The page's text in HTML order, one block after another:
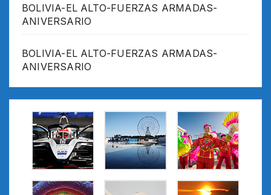
BOLIVIA-EL ALTO-FUERZAS ARMADAS-
ANIVERSARIO
BOLIVIA-EL ALTO-FUERZAS ARMADAS-
ANIVERSARIO